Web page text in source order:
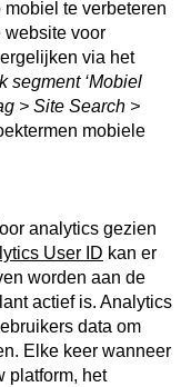
te verbeteren
website voor
via het
segment ‘Mobiel
> Site Search >
mobiele
analytics gezien
User ID kan er
worden aan de
actief is. Analytics
data om
Elke keer wanneer
platform, het